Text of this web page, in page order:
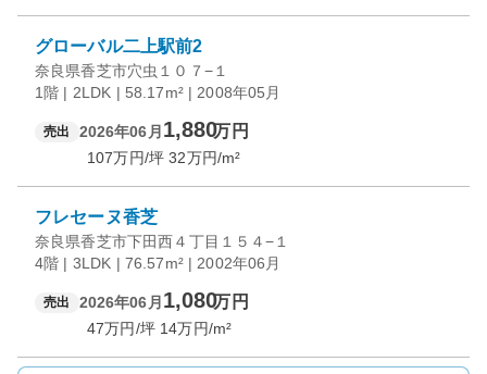
グローバル二上駅前2
奈良県香芝市穴虫１０７−１
1階 | 2LDK | 58.17m² | 2008年05月
売出 2026年06月 1,880万円
107万円/坪 32万円/m²
フレセーヌ香芝
奈良県香芝市下田西４丁目１５４−１
4階 | 3LDK | 76.57m² | 2002年06月
売出 2026年06月 1,080万円
47万円/坪 14万円/m²